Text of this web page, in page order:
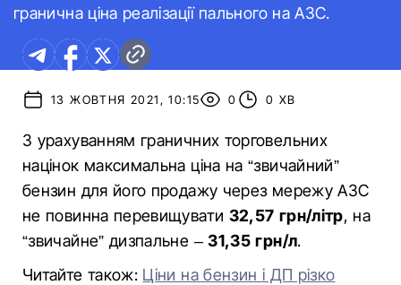
гранична ціна реалізації пального на АЗС.
13 ЖОВТНЯ 2021, 10:15 0 0 ХВ
З урахуванням граничних торговельних
націнок максимальна ціна на “звичайний”
бензин для його продажу через мережу АЗС
не повинна перевищувати 32,57 грн/літр, на
“звичайне” дизпальне –31,35 грн/л.
Читайте також: Ціни на бензин і ДП різко